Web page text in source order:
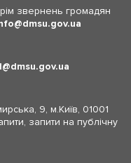
звернень громадян
dmsu.gov.ua
dmsu.gov.ua
9, м.Київ, 01001
запити на публічну